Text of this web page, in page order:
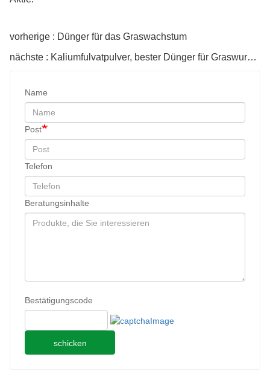
vorherige : Dünger für das Graswachstum
nächste : Kaliumfulvatpulver, bester Dünger für Graswurzelwachstum
Name
Post
Telefon
Beratungsinhalte
Bestätigungscode
schicken